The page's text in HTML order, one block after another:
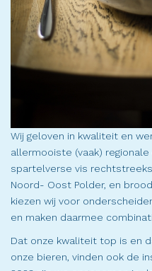
Wij geloven in kwaliteit en
allermooiste (vaak)
spartelverse vis
Noord- Oost Polder, en
kiezen wij voor
en maken daarmee
Dat onze kwaliteit top is en
onze bieren, vinden ook de